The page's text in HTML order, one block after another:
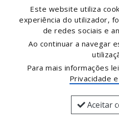
Siga-nos no facebook
Twitter
Este website utiliza
experiência do utilizador,
de redes sociais e
Ao continuar a navegar
Para mais informações
Privacidade
Aceitar